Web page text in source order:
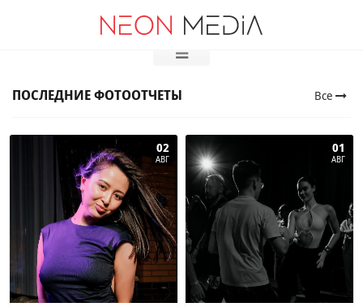
ПОСЛЕДНИЕ ФОТООТЧЕТЫ Все
02
АВГ
01
АВГ